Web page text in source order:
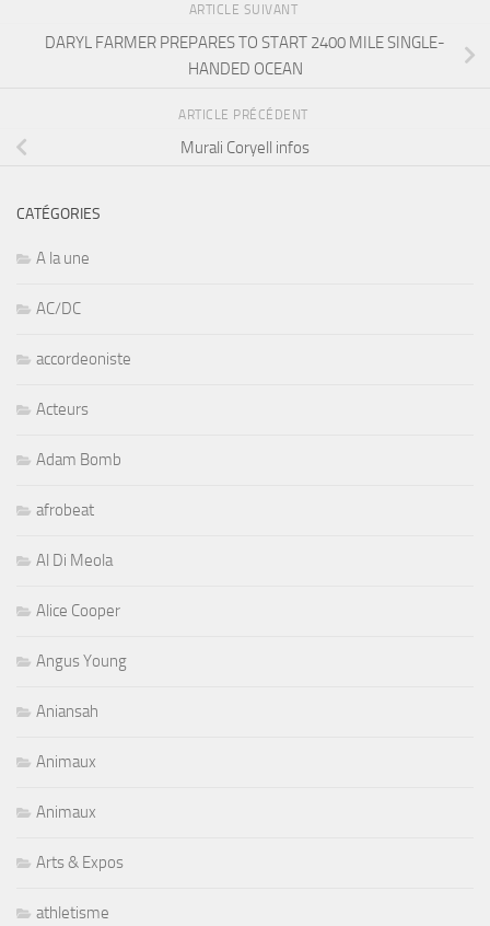
ARTICLE SUIVANT
DARYL FARMER PREPARES TO START 2400 MILE SINGLE-
HANDED OCEAN
ARTICLE PRÉCÉDENT
Murali Coryell infos
CATÉGORIES
A la une
AC/DC
accordeoniste
Acteurs
Adam Bomb
afrobeat
Al Di Meola
Alice Cooper
Angus Young
Aniansah
Animaux
Animaux
Arts & Expos
athletisme